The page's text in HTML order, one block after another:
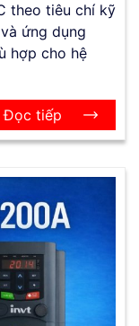
theo tiêu chí kỹ
ứng dụng
hợp cho hệ
Đọc tiếp